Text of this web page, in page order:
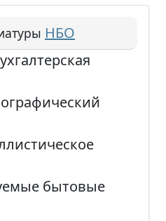
НБО
бытовые